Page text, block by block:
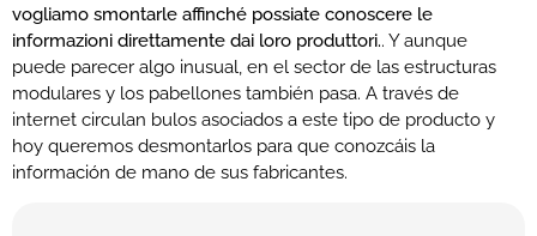
vogliamo smontarle affinché possiate conoscere le
informazioni direttamente dai loro produttori.. Y aunque
puede parecer algo inusual, en el sector de las estructuras
modulares y los pabellones también pasa. A través de
internet circulan bulos asociados a este tipo de producto y
hoy queremos desmontarlos para que conozcáis la
información de mano de sus fabricantes.